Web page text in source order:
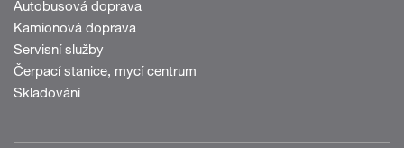
Autobusová doprava
Kamionová doprava
Servisní služby
Čerpací stanice, mycí centrum
Skladování